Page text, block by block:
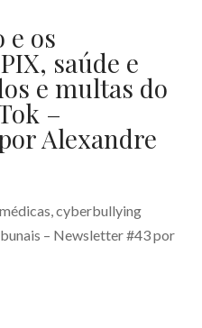
e os
saúde e
e multas do
–
Alexandre
cyberbullying
– Newsletter #43 por